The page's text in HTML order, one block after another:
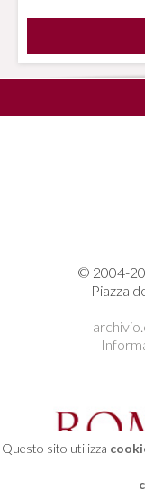
© 2004-
Piazza
Questo sito utilizza